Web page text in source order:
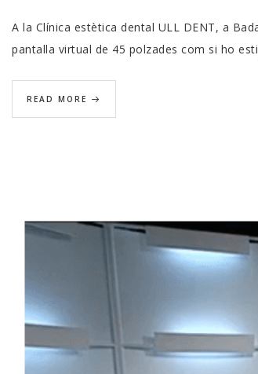
A la Clínica estètica dental ULL DENT, a
pantalla virtual de 45 polzades com si ho
READ MORE